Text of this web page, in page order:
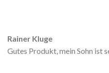
Rainer Kluge
Gutes Produkt, mein Sohn ist